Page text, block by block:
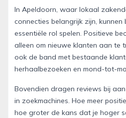
In Apeldoorn, waar lokaal
connecties belangrijk zijn, kunnen
essentiële rol spelen. Positieve
alleen om nieuwe klanten aan te
ook de band met bestaande
herhaalbezoeken en mond-tot-
Bovendien dragen reviews bij
in zoekmachines. Hoe meer
hoe groter de kans dat je hoger